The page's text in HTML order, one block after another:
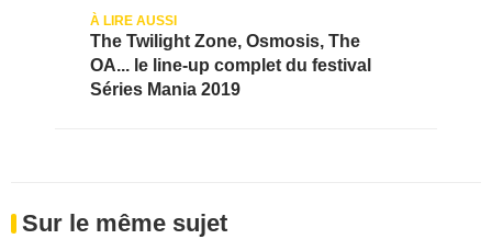
The Twilight Zone, Osmosis, The
OA... le line-up complet du festival
Séries Mania 2019
Sur le même sujet